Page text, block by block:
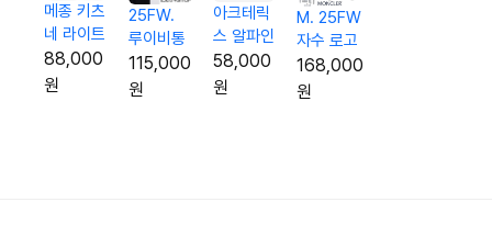
메종 키츠
네 라이트
패딩점퍼
(남여공
88,000
원
25FW.
루이비통
레터링 사
각 집업
115,000
원
아크테릭
스 알파인
아카데미
후드 집업
58,000
원
M. 25FW
자수 로고
후드집업
셋업
168,000
원